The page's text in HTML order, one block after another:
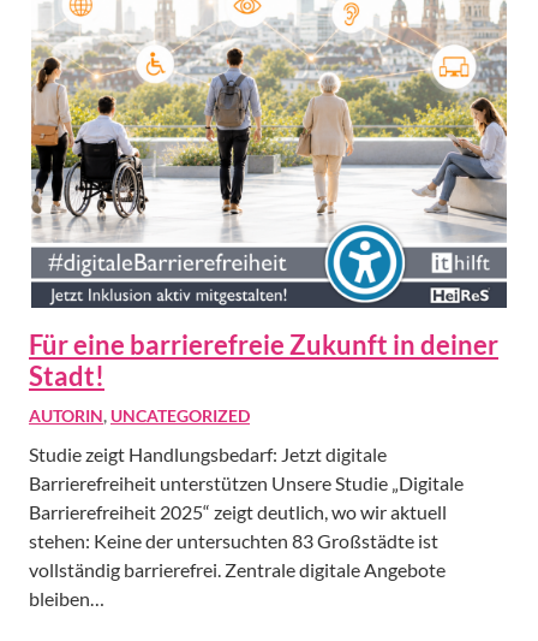
Für eine barrierefreie Zukunft in deiner
Stadt!
AUTORIN, UNCATEGORIZED
Studie zeigt Handlungsbedarf: Jetzt digitale
Barrierefreiheit unterstützen Unsere Studie „Digitale
Barrierefreiheit 2025“ zeigt deutlich, wo wir aktuell
stehen: Keine der untersuchten 83 Großstädte ist
vollständig barrierefrei. Zentrale digitale Angebote
bleiben…